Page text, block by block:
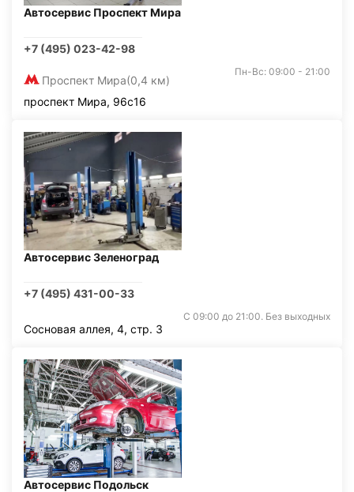
Автосервис Проспект Мира
+7 (495) 023-42-98
Проспект Мира(0,4 км)
Пн-Вс: 09:00 - 21:00
проспект Мира, 96с16
Автосервис Зеленоград
+7 (495) 431-00-33
С 09:00 до 21:00. Без выходных
Сосновая аллея, 4, стр. 3
Автосервис Подольск